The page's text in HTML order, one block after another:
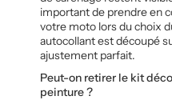
important de prendre en
votre moto lors du choix
autocollant est découpé
ajustement parfait.
Peut-on retirer le kit
peinture ?